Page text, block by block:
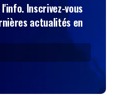
Inscrivez-vous
actualités en